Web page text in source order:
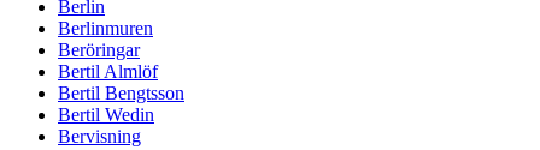
Berlin
Berlinmuren
Beröringar
Bertil Almlöf
Bertil Bengtsson
Bertil Wedin
Bervisning